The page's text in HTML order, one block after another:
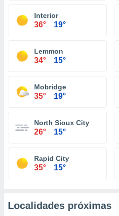
Interior
36° 19°
Lemmon
34° 15°
Mobridge
35° 19°
North Sioux City
26° 15°
Rapid City
35° 15°
Localidades próximas